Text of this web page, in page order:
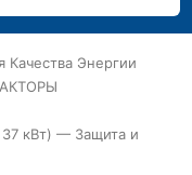
Качества Энергии
кВт) — Защита и